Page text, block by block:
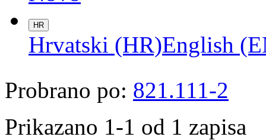
HR
Hrvatski (HR)English
Probrano po: 821.111-2
Prikazano 1-1 od 1 zapisa